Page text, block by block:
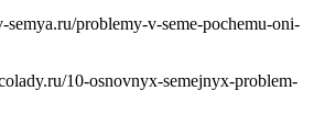
semya.ru/problemy-v-seme-pochemu-oni-
10-osnovnyx-semejnyx-problem-